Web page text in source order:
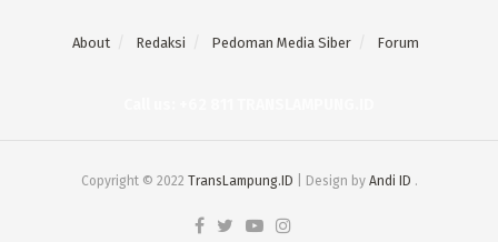
About Redaksi Pedoman Media Siber Forum
Copyright © 2022 TransLampung.ID | Design by Andi ID .